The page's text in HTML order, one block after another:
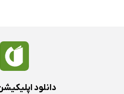
دانلود